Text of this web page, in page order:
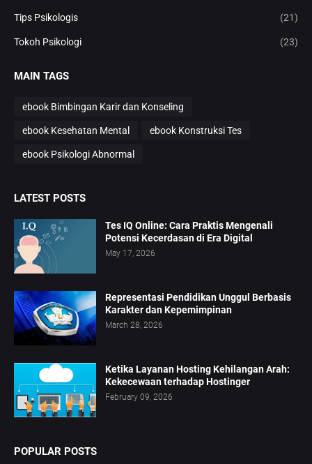
Tips Psikologis (21)
Tokoh Psikologi (23)
MAIN TAGS
ebook Bimbingan Karir dan Konseling
ebook Kesehatan Mental ebook Konstruksi Tes
ebook Psikologi Abnormal
LATEST POSTS
Tes IQ Online: Cara Praktis Mengenali
Potensi Kecerdasan di Era Digital
May 17, 2026
Representasi Pendidikan Unggul Berbasis
Karakter dan Kepemimpinan
March 28, 2026
Ketika Layanan Hosting Kehilangan Arah:
Kekecewaan terhadap Hostinger
February 09, 2026
POPULAR POSTS